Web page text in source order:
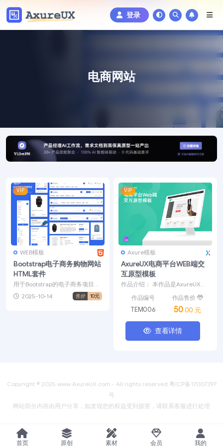
登录
电商网站
VIP
WEB模板
Bootstrap电子商务购物网站
HTML套件
用于Bootstrap的电子商务项目的
电子商务代码UI套件。此套件带
有清晰编码的...
2025-10-14 售价 10元
VIP
Axure模板
AxureUX电商平台WEB端交
互原型模板
作品介绍： 本作品是AxureUX发
板，基于电商平台...
作品编号
TEM006
作品售价
50.00 元
查看详情
Copyright © 2025 www.AxureUX.com - All rights reserved 粤ICP备17007397
号
网站部分内容由用户分享，如发现您的权益受到损害，请联系客服进行处理
首页 原创 素材 会员 我的